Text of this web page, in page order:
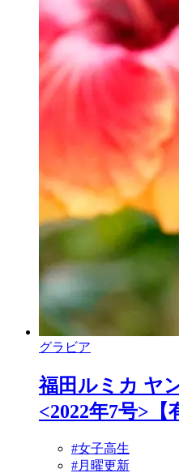
グラビア
福田ルミカ ヤ
<2022年7号>【
#女子高生
#月曜更新